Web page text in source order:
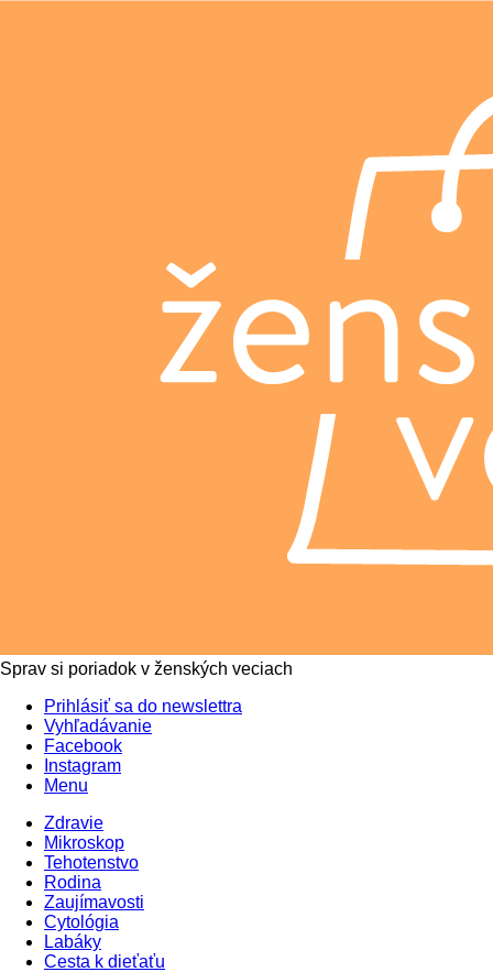
Sprav si poriadok v ženských veciach
Prihlásiť sa do newslettra
Vyhľadávanie
Facebook
Instagram
Menu
Zdravie
Mikroskop
Tehotenstvo
Rodina
Zaujímavosti
Cytológia
Labáky
Cesta k dieťaťu